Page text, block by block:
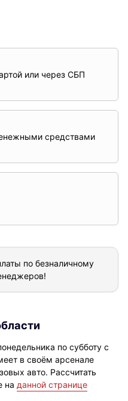
или через СБП
средствами
по безналичному
по субботу с
в своём арсенале
авто. Рассчитать
на данной странице